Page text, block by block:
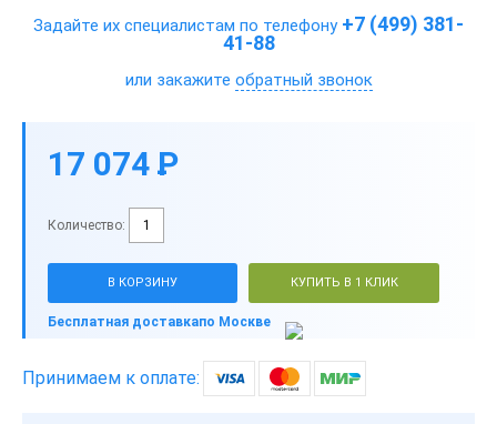
Задайте их специалистам по телефону +7 (499) 381-
41-88
или закажите обратный звонок
17 074 P
-
Количество:
В КОРЗИНУ КУПИТЬ В 1 КЛИК
Бесплатная доставкапо Москве
Принимаем к оплате: